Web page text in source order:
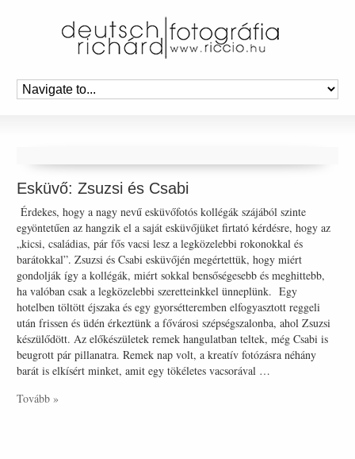
Esküvő: Zsuzsi és Csabi
Érdekes, hogy a nagy nevű esküvőfotós kollégák szájából szinte
egyöntetűen az hangzik el a saját esküvőjüket firtató kérdésre, hogy az
„kicsi, családias, pár fős vacsi lesz a legközelebbi rokonokkal és
barátokkal”. Zsuzsi és Csabi esküvőjén megértettük, hogy miért
gondolják így a kollégák, miért sokkal bensőségesebb és meghittebb,
ha valóban csak a legközelebbi szeretteinkkel ünneplünk. Egy
hotelben töltött éjszaka és egy gyorsétteremben elfogyasztott reggeli
után frissen és üdén érkeztünk a fővárosi szépségszalonba, ahol Zsuzsi
készülődött. Az előkészületek remek hangulatban teltek, még Csabi is
beugrott pár pillanatra. Remek nap volt, a kreatív fotózásra néhány
barát is elkísért minket, amit egy tökéletes vacsorával …
Tovább »